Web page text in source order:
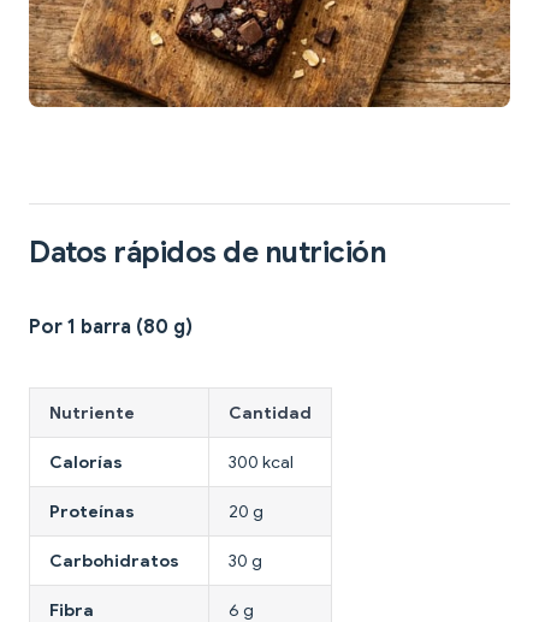
Datos rápidos de nutrición
Por 1 barra (80 g)
Nutriente Cantidad
Calorías 300 kcal
Proteínas 20 g
Carbohidratos 30 g
Fibra 6 g